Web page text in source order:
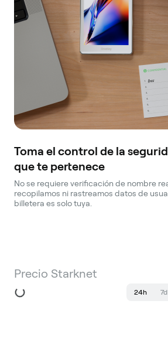
Toma el control de la
que te pertenece
No se requiere verificación de nombre
recopilamos ni rastreamos datos de
billetera es solo tuya.
Precio Starknet
24h 7d